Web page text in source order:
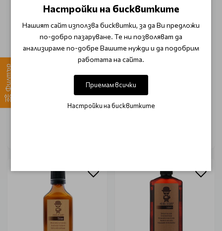
Филтър
коса и тяло Barba Italiana
€ 18.66 (36.50 лв.)
коса и тяло Barba Italiana
Nettuno Shampoo And
Shower Gel 400ml
€ 18.66 (36.50 лв.)
Настройки на бисквитките
Нашият сайт използва бисквитки, за да Ви предложи
по-добро пазаруване. Те ни позволяват да
анализираме по-добре Вашите нужди и да подобрим
работата на сайта.
Приемам всички
Настройки на бисквитките